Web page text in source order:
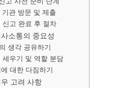
기관 방문 및 제출
신고 완료 후 절차
소통의 중요성
생각 공유하기
세우기 및 역할 분담
대한 다짐하기
고려 사항